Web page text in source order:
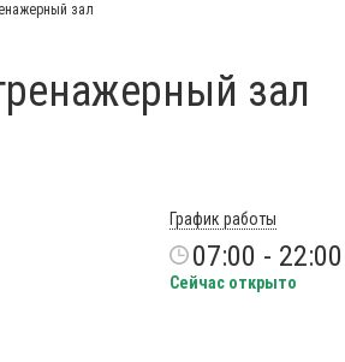
зал
зал
График работы
07:00 - 22:00
Сейчас открыто